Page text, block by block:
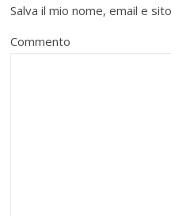
Salva il mio nome, email e
Commento